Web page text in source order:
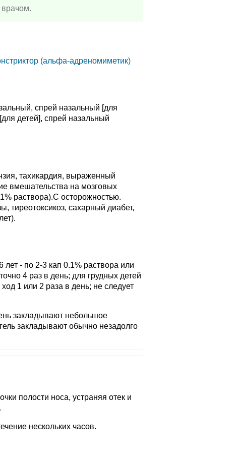
(альфа-адреномиметик)
спрей назальный [для
детей], спрей назальный
тахикардия, выраженный
вмешательства на мозговых
раствора).C осторожностью.
тиреотоксикоз, сахарный диабет,
- по 2-3 кап 0.1% раствора или
4 раз в день; для грудных детей
1 или 2 раза в день; не следует
закладывают небольшое
закладывают обычно незадолго
полости носа, устраняя отек и
нескольких часов.